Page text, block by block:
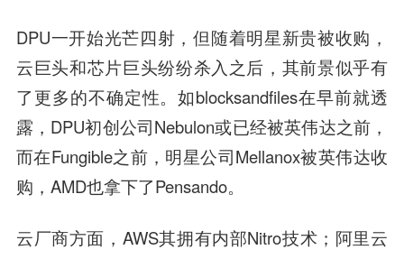
DPU一开始光芒四射，但随着明星新贵被收购，
云巨头和芯片巨头纷纷杀入之后，其前景似乎有
了更多的不确定性。如blocksandfiles在早前就透
露，DPU初创公司Nebulon或已经被英伟达之前，
而在Fungible之前，明星公司Mellanox被英伟达收
购，AMD也拿下了Pensando。
云厂商方面，AWS其拥有内部Nitro技术；阿里云